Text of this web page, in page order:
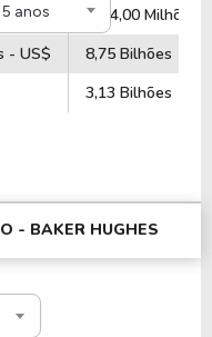
5 anos
US$
-574,00 Milhões
- US$
8,75 Bilhões
3,13 Bilhões
- BAKER HUGHES